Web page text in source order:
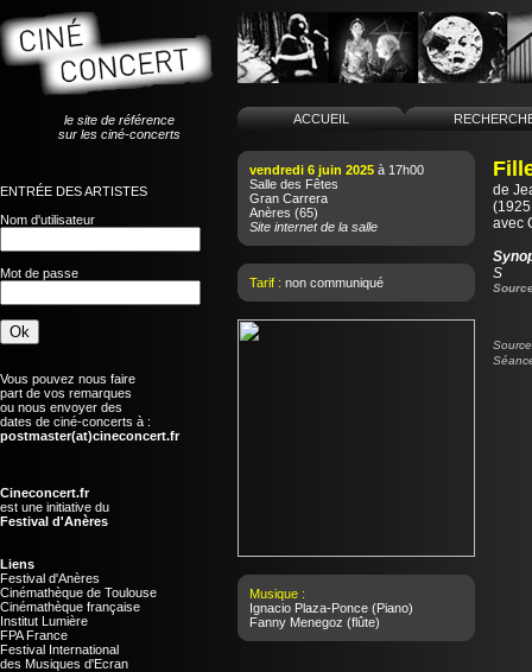
le site de référence
sur les ciné-concerts
ENTRÉE DES ARTISTES
Nom d'utilisateur
Mot de passe
Vous pouvez nous faire
part de vos remarques
ou nous envoyer des
dates de ciné-concerts à :
postmaster(at)cineconcert.fr
Cineconcert.fr
est une initiative du
Festival d'Anères
Liens
Festival d'Anères
Cinémathèque de Toulouse
Cinémathèque française
Institut Lumière
FPA France
Festival International
des Musiques d'Ecran
ACCUEIL
vendredi 6 juin 2025 à 17h00
Salle des Fêtes
Gran Carrera
Anères (65)
Site internet de la salle
Tarif : non communiqué
Musique :
Ignacio Plaza-Ponce (Piano)
Fanny Menegoz (flûte)
de
avec
S